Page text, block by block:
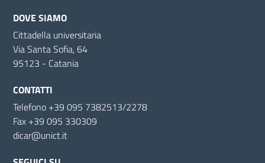
DOVE SIAMO
Cittadella universitaria
Via Santa Sofia, 64
95123 - Catania
CONTATTI
Telefono +39 095 7382513/2278
Fax +39 095 330309
dicar@unict.it